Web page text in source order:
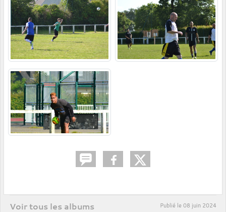
Voir tous les albums
Publié le 08 juin 2024